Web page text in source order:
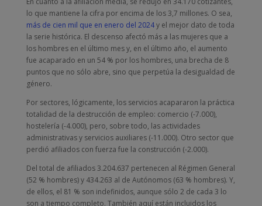
lo que mantiene la cifra por encima de los 3,7 millones. O sea,
más de cien mil que en enero del 2024y el mejor dato de toda
la serie histórica. El descenso afectó más a las mujeres que a
los hombres en el último mes y, en el último año, el aumento
fue acaparado en un 54 % por los hombres, una brecha de 8
puntos que no sólo abre, sino que perpetúa la desigualdad de
género.
Por sectores, lógicamente, los servicios acapararon la práctica
totalidad de la destrucción de empleo: comercio (-7.000),
hostelería (-4.000), pero, sobre todo, las actividades
administrativas y servicios auxiliares (-11.000). Otro sector que
perdió afiliados con fuerza fue la construcción (-2.000).
Del total de afiliados 3.204.637 pertenecen al Régimen General
(52 % hombres) y 434.263 al de Autónomos (63 % hombres). Y,
de ellos, el 81 % son indefinidos, aunque sólo 2 de cada 3 lo
son a tiempo completo. También aquí están incluidos los